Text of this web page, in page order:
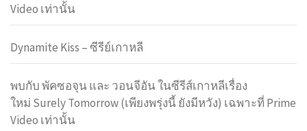
Video เท่านั้น
Dynamite Kiss – ซีรีย์เกาหลี
พบกับ พัคซอจุน และ วอนจีอัน ในซีรีส์เกาหลีเรื่อง
ใหม่ Surely Tomorrow (เพียงพรุ่งนี้ ยังมีหวัง) เฉพาะที่ Prime
Video เท่านั้น